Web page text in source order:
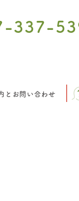
337-
とお問い合わせ